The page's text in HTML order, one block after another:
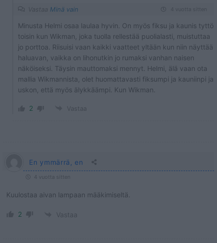
Vastaa Minä vain
Minusta Helmi osaa laulaa hyvin. On myös fiksu ja kaunis tyttö
toisin kun Wikman, joka tuolla rellestää puolialasti, muistuttaa
jo porttoa. Riisuisi vaan kaikki vaatteet yltään kun niin näyttää
haluavan, vaikka on lihonutkin jo rumaksi vanhan naisen
näköiseksi. Täysin mauttomaksi mennyt. Helmi, älä vaan ota
mallia Wikmannista, olet huomattavasti fiksumpi ja kauniinpi ja
uskon, että myös älykkäämpi. Kun Wikman.
2 Vastaa
En ymmärrä, en
4 vuotta sitten
Kuulostaa aivan lampaan määkimiseltä.
2 Vastaa